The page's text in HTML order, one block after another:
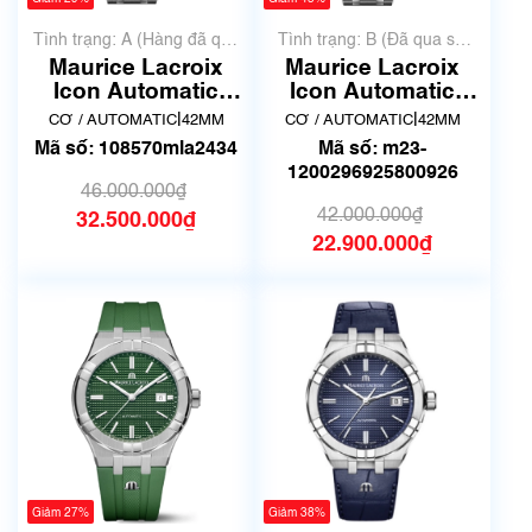
Tình trạng: A (Hàng đã qua
sử dụng nhưng rất đẹp,
không có xước)
Maurice Lacroix
Icon Automatic
AI6008-SS002-730-
1 | Đã qua sử dụng
CƠ / AUTOMATIC| 42MM
Mã số: 108570mla2434
46.000.000₫
32.500.000₫
Tình trạng: B (Đã qua sử
dụng, hàng đẹp, có chút
xước dăm)
Maurice Lacroix
Icon Automatic
AI6008-SS002-430-
1 | Đã qua sử dụng
2
CƠ / AUTOMATIC| 42MM
Mã số: m23-
1200296925800926
42.000.000₫
22.900.000₫
Giảm 27% Giảm 38%